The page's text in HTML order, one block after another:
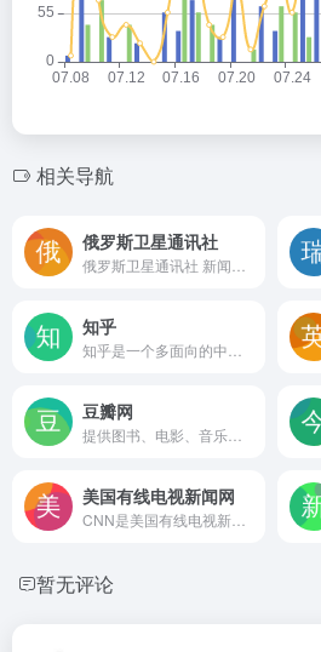
相关导航
俄罗斯卫星通讯社
知乎
豆瓣网
美国有线电视新闻网
暂无评论